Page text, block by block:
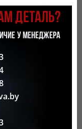
ДЕТАЛЬ?
У МЕНЕДЖЕРА